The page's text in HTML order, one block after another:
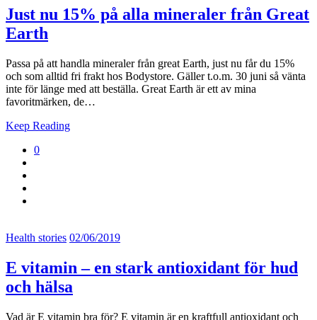
Just nu 15% på alla mineraler från Great
Earth
Passa på att handla mineraler från great Earth, just nu får du 15%
och som alltid fri frakt hos Bodystore. Gäller t.o.m. 30 juni så vänta
inte för länge med att beställa. Great Earth är ett av mina
favoritmärken, de…
Keep Reading
0
Health stories 02/06/2019
E vitamin – en stark antioxidant för hud
och hälsa
Vad är E vitamin bra för? E vitamin är en kraftfull antioxidant och